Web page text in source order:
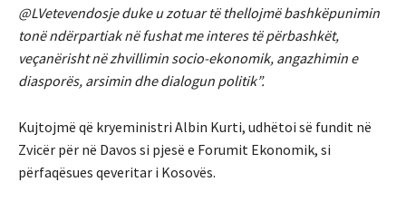
@LVetevendosje duke u zotuar të thellojmë bashkëpunimin
tonë ndërpartiak në fushat me interes të përbashkët,
veçanërisht në zhvillimin socio-ekonomik, angazhimin e
diasporës, arsimin dhe dialogun politik”.
Kujtojmë që kryeministri Albin Kurti, udhëtoi së fundit në
Zvicër për në Davos si pjesë e Forumit Ekonomik, si
përfaqësues qeveritar i Kosovës.